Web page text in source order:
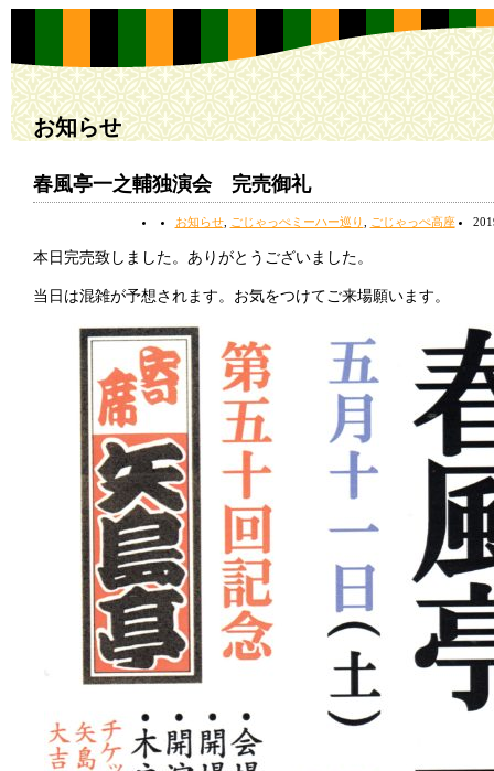
お知らせ
春風亭一之輔独演会 完売御礼
お知らせ, ごじゃっぺミーハー巡り ごじゃっぺ高座
本日完売致しました。ありがとうございました。
当日は混雑が予想されます。お気をつけてご来場願います。